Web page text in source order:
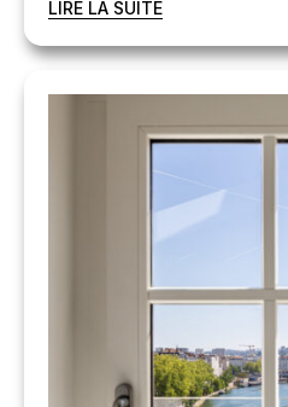
LIRE LA SUITE